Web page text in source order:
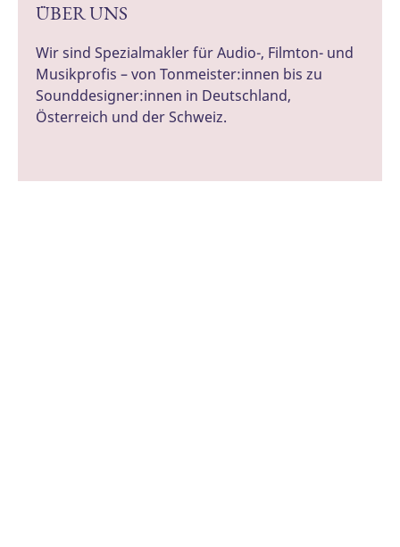
ÜBER UNS
Wir sind Spezialmakler für Audio-, Filmton- und
Musikprofis – von Tonmeister:innen bis zu
Sounddesigner:innen in Deutschland,
Österreich und der Schweiz.